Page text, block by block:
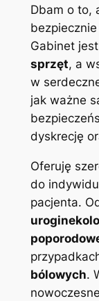
Dbam o to,
Gabinet
sprzęt, a
w
jak ważne
dyskrecję
Oferuję
do
pacjenta.
bólowych.